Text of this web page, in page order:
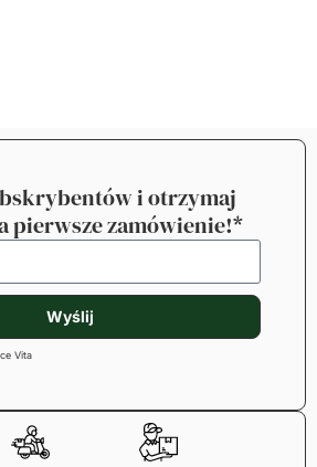
i otrzymaj
pierwsze zamówienie!*
Wyślij
Vita